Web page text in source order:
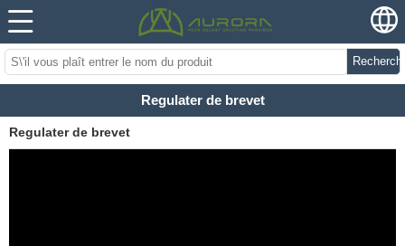
Regulater de brevet
Regulater de brevet